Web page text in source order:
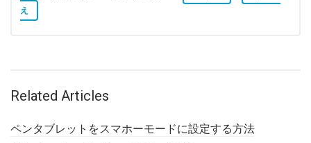
え
Related Articles
ペンタブレットをスマホーモードに設定する方法